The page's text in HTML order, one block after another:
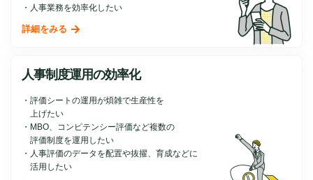
人事業務を効率化したい
詳細をみる
人事制度運用の効率化
評価シートの運用が煩雑で生産性を
上げたい
MBO、コンピテンシー評価など複数の
評価制度を運用したい
人事評価のデータを配置や抜擢、育成などに
活用したい